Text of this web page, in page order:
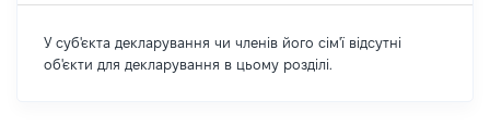
У суб'єкта декларування чи членів його сім'ї відсутні
об'єкти для декларування в цьому розділі.